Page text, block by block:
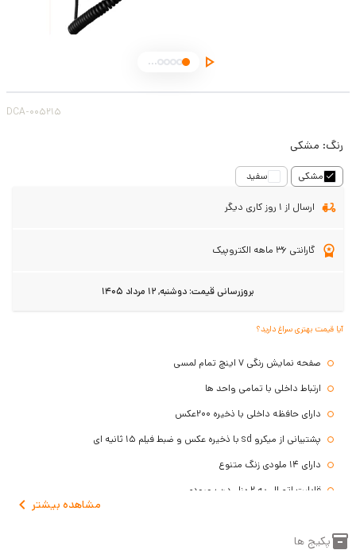
...
DCA-005215
رنگ: مشکی
مشکی سفید
ارسال از 1 روز کاری دیگر
گارانتی 36 ماهه الکتروپیک
بروزرسانی قیمت: دوشنبه, 12 مرداد 1405
آیا قیمت بهتری سراغ دارید؟
صفحه نمایش رنگی 7 اینچ تمام لمسی
ارتباط داخلی با تمامی واحد ها
دارای حافظه داخلی با ذخیره ۲۰۰عکس
پشتیبانی از میکرو sd با ذخیره عکس و ضبط فیلم 15 ثانیه ای
دارای 14 ملودی زنگ متنوع
قابلیت اتصال به 2 پنل درب ورودی
قابلیت باز کردن در پارکینگ
مشاهده بیشتر
پکیج ها